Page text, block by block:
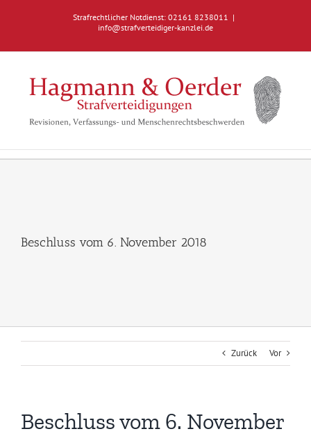
Strafrechtlicher Notdienst: 02161 8238011 |
info@strafverteidiger-kanzlei.de
Beschluss vom 6. November 2018
Zurück Vor
Beschluss vom 6. November